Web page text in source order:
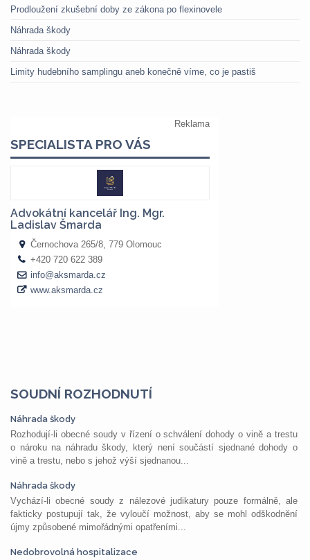
Prodloužení zkušební doby ze zákona po flexinovele
Náhrada škody
Náhrada škody
Limity hudebního samplingu aneb konečně víme, co je pastiš
SOUDNÍ ROZHODNUTÍ
Náhrada škody
Rozhodují-li obecné soudy v řízení o schválení dohody o vině a trestu
o nároku na náhradu škody, který není součástí sjednané dohody o
vině a trestu, nebo s jehož výší sjednanou...
Náhrada škody
Vychází-li obecné soudy z nálezové judikatury pouze formálně, ale
fakticky postupují tak, že vyloučí možnost, aby se mohl odškodnění
újmy způsobené mimořádnými opatřeními...
Nedobrovolná hospitalizace